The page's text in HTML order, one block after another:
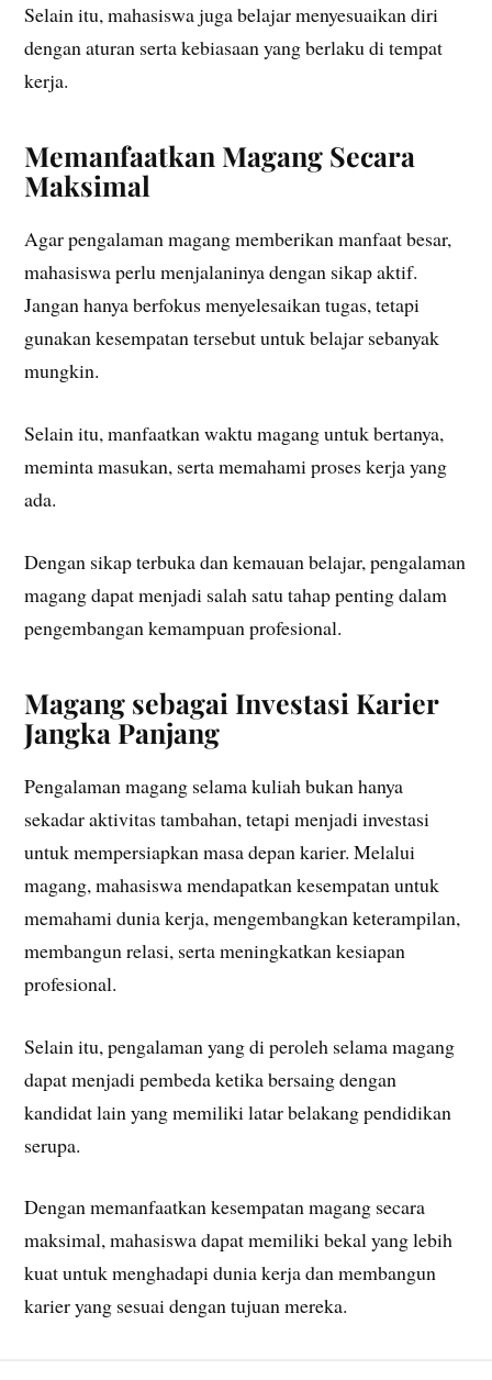
Selain itu, mahasiswa juga belajar menyesuaikan diri
dengan aturan serta kebiasaan yang berlaku di tempat
kerja.
Memanfaatkan Magang Secara
Maksimal
Agar pengalaman magang memberikan manfaat besar,
mahasiswa perlu menjalaninya dengan sikap aktif.
Jangan hanya berfokus menyelesaikan tugas, tetapi
gunakan kesempatan tersebut untuk belajar sebanyak
mungkin.
Selain itu, manfaatkan waktu magang untuk bertanya,
meminta masukan, serta memahami proses kerja yang
ada.
Dengan sikap terbuka dan kemauan belajar, pengalaman
magang dapat menjadi salah satu tahap penting dalam
pengembangan kemampuan profesional.
Magang sebagai Investasi Karier
Jangka Panjang
Pengalaman magang selama kuliah bukan hanya
sekadar aktivitas tambahan, tetapi menjadi investasi
untuk mempersiapkan masa depan karier. Melalui
magang, mahasiswa mendapatkan kesempatan untuk
memahami dunia kerja, mengembangkan keterampilan,
membangun relasi, serta meningkatkan kesiapan
profesional.
Selain itu, pengalaman yang di peroleh selama magang
dapat menjadi pembeda ketika bersaing dengan
kandidat lain yang memiliki latar belakang pendidikan
serupa.
Dengan memanfaatkan kesempatan magang secara
maksimal, mahasiswa dapat memiliki bekal yang lebih
kuat untuk menghadapi dunia kerja dan membangun
karier yang sesuai dengan tujuan mereka.